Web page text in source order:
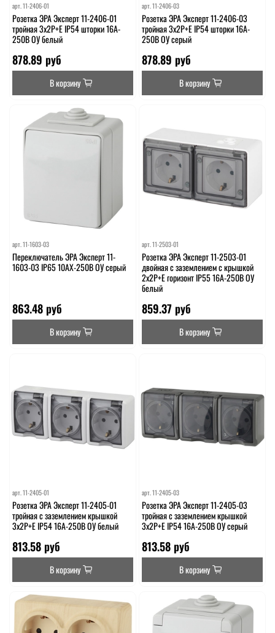
арт.11-2406-01
Розетка ЭРА Эксперт 11-2406-01
тройная 3х2P+E IP54 шторки 16A-
250В ОУ белый
878.89 руб
В корзину
арт.11-2406-03
Розетка ЭРА Эксперт 11-2406-03
тройная 3х2P+E IP54 шторки 16A-
250В ОУ серый
878.89 руб
В корзину
арт.11-1603-03
Переключатель ЭРА Эксперт 11-
1603-03 IP65 10АХ-250В ОУ серый
863.48 руб
В корзину
арт. 11-2503-01
Розетка ЭРА Эксперт 11-2503-01
двойная с заземлением с крышкой
2х2P+E горизонт IP55 16A-250В ОУ
белый
859.37 руб
В корзину
арт.11-2405-01
Розетка ЭРА Эксперт 11-2405-01
тройная с заземлением крышкой
3х2P+E IP54 16A-250В ОУ белый
813.58 руб
В корзину
арт. 11-2405-03
Розетка ЭРА Эксперт 11-2405-03
тройная с заземлением крышкой
3х2P+E IP54 16A-250В ОУ серый
813.58 руб
В корзину